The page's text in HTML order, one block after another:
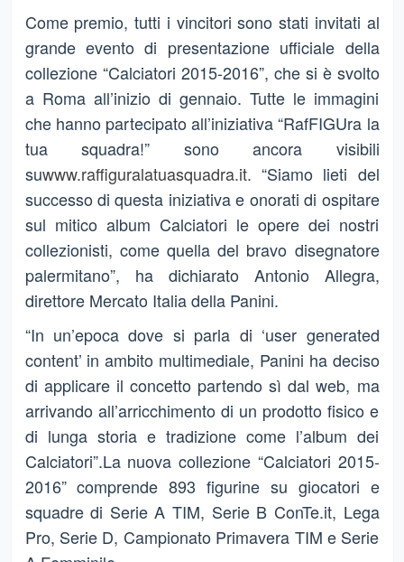
Come premio, tutti i vincitori sono stati invitati al
grande evento di presentazione ufficiale della
collezione “Calciatori 2015-2016”, che si è svolto
a Roma all’inizio di gennaio. Tutte le immagini
che hanno partecipato all’iniziativa “RafFIGUra la
tua squadra!” sono ancora visibili
suwww.raffiguralatuasquadra.it. “Siamo lieti del
successo di questa iniziativa e onorati di ospitare
sul mitico album Calciatori le opere dei nostri
collezionisti, come quella del bravo disegnatore
palermitano”, ha dichiarato Antonio Allegra,
direttore Mercato Italia della Panini.
“In un’epoca dove si parla di ‘user generated
content’ in ambito multimediale, Panini ha deciso
di applicare il concetto partendo sì dal web, ma
arrivando all’arricchimento di un prodotto fisico e
di lunga storia e tradizione come l’album dei
Calciatori”.La nuova collezione “Calciatori 2015-
2016” comprende 893 figurine su giocatori e
squadre di Serie A TIM, Serie B ConTe.it, Lega
Pro, Serie D, Campionato Primavera TIM e Serie